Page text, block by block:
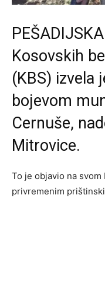
Kosovskih
(KBS) izvela
bojevom
Cernuše,
Mitrovice.
To je objavio na
privremenim